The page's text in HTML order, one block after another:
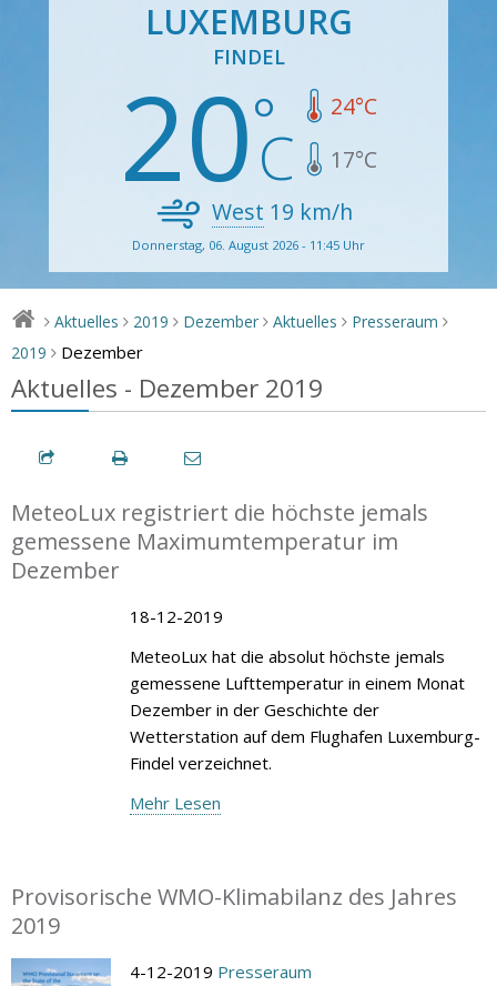
LUXEMBURG
FINDEL
20 24°C
17°C
West 19 km/h
Donnerstag, 06. August 2026 - 11:45 Uhr
> Aktuelles > 2019 > Dezember > Aktuelles > Presseraum >
2019 > Dezember
Aktuelles - Dezember 2019
MeteoLux registriert die höchste jemals
gemessene Maximumtemperatur im
Dezember
18-12-2019
MeteoLux hat die absolut höchste jemals
gemessene Lufttemperatur in einem Monat
Dezember in der Geschichte der
Wetterstation auf dem Flughafen Luxemburg-
Findel verzeichnet.
Mehr Lesen
Provisorische WMO-Klimabilanz des Jahres
2019
4-12-2019 Presseraum